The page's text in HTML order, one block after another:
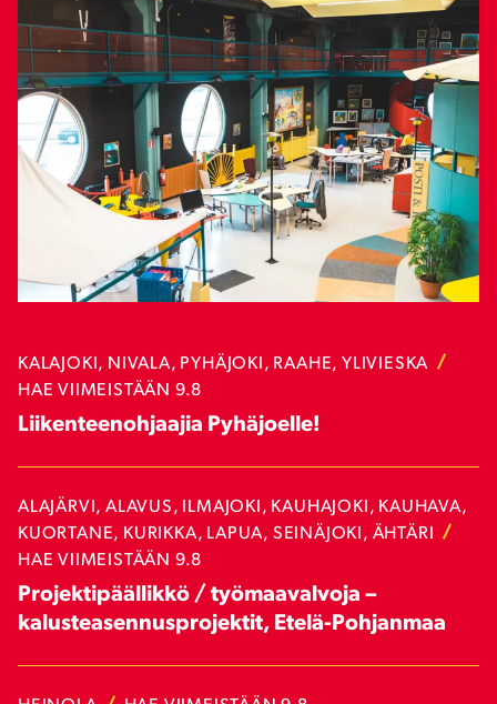
KALAJOKI, NIVALA, PYHÄJOKI, RAAHE, YLIVIESKA
HAE VIIMEISTÄÄN 9.8
Liikenteenohjaajia Pyhäjoelle!
ALAJÄRVI, ALAVUS, ILMAJOKI, KAUHAJOKI, KAUHAVA,
KUORTANE, KURIKKA, LAPUA, SEINÄJOKI, ÄHTÄRI
HAE VIIMEISTÄÄN 9.8
Projektipäällikkö / työmaavalvoja –
kalusteasennusprojektit, Etelä-Pohjanmaa